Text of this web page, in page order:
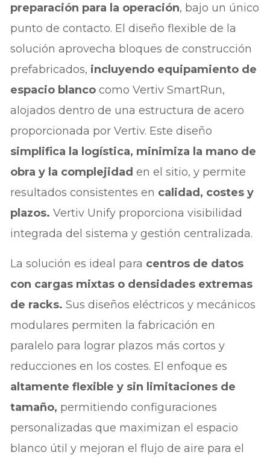
preparación para la operación, bajo un único
punto de contacto. El diseño flexible de la
solución aprovecha bloques de construcción
prefabricados, incluyendo equipamiento de
espacio blanco como Vertiv SmartRun,
alojados dentro de una estructura de acero
proporcionada por Vertiv. Este diseño
simplifica la logística, minimiza la mano de
obra y la complejidad en el sitio, y permite
resultados consistentes en calidad, costes y
plazos. Vertiv Unify proporciona visibilidad
integrada del sistema y gestión centralizada.
La solución es ideal para centros de datos
con cargas mixtas o densidades extremas
de racks. Sus diseños eléctricos y mecánicos
modulares permiten la fabricación en
paralelo para lograr plazos más cortos y
reducciones en los costes. El enfoque es
altamente flexible y sin limitaciones de
tamaño, permitiendo configuraciones
personalizadas que maximizan el espacio
blanco útil y mejoran el flujo de aire para el